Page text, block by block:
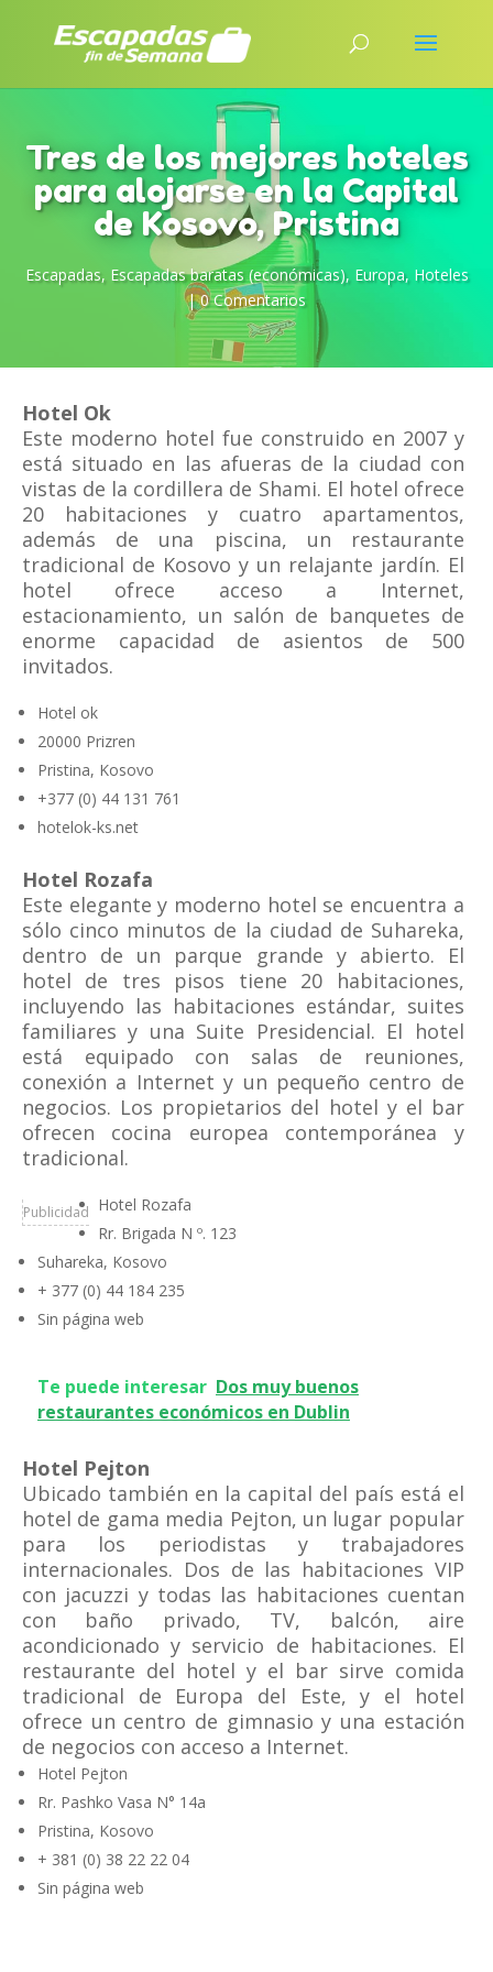
Tres de los mejores hoteles
para alojarse en la Capital
de Kosovo, Pristina
Escapadas, Escapadas baratas (económicas), Europa, Hoteles
|0 Comentarios
Hotel Ok
Este moderno hotel fue construido en 2007 y
está situado en las afueras de la ciudad con
vistas de la cordillera de Shami. El hotel ofrece
20 habitaciones y cuatro apartamentos,
además de una piscina, un restaurante
tradicional de Kosovo y un relajante jardín. El
hotel ofrece acceso a Internet,
estacionamiento, un salón de banquetes de
enorme capacidad de asientos de 500
invitados.
Hotel ok
20000 Prizren
Pristina, Kosovo
+377 (0) 44 131 761
hotelok-ks.net
Hotel Rozafa
Este elegante y moderno hotel se encuentra a
sólo cinco minutos de la ciudad de Suhareka,
dentro de un parque grande y abierto. El
hotel de tres pisos tiene 20 habitaciones,
incluyendo las habitaciones estándar, suites
familiares y una Suite Presidencial. El hotel
está equipado con salas de reuniones,
conexión a Internet y un pequeño centro de
negocios. Los propietarios del hotel y el bar
ofrecen cocina europea contemporánea y
tradicional.
Publicidad Hotel Rozafa
Rr. Brigada N º. 123
Suhareka, Kosovo
+ 377 (0) 44 184 235
Sin página web
Te puede interesar Dos muy buenos
restaurantes económicos en Dublin
Hotel Pejton
Ubicado también en la capital del país está el
hotel de gama media Pejton, un lugar popular
para los periodistas y trabajadores
internacionales. Dos de las habitaciones VIP
con jacuzzi y todas las habitaciones cuentan
con baño privado, TV, balcón, aire
acondicionado y servicio de habitaciones. El
restaurante del hotel y el bar sirve comida
tradicional de Europa del Este, y el hotel
ofrece un centro de gimnasio y una estación
de negocios con acceso a Internet.
Hotel Pejton
Rr. Pashko Vasa N° 14a
Pristina, Kosovo
+ 381 (0) 38 22 22 04
Sin página web